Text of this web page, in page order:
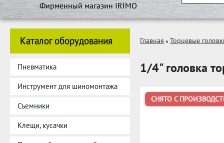
Фирменный магазин IRIMO
Каталог оборудования
Пневматика
Инструмент для шиномонтажа
Съемники
Клещи, кусачки
Главная » Торцевые
1/4" головка
СНЯТО С